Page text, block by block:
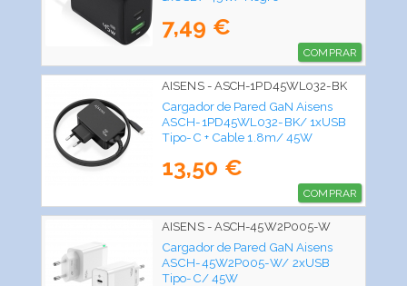
7,49 €
COMPRAR
AISENS - ASCH-1PD45WL032-BK
Cargador de Pared GaN Aisens
ASCH-1PD45WL032-BK/ 1xUSB
Tipo-C + Cable 1.8m/ 45W
13,50 €
COMPRAR
AISENS - ASCH-45W2P005-W
Cargador de Pared GaN Aisens
ASCH-45W2P005-W/ 2xUSB
Tipo-C/ 45W